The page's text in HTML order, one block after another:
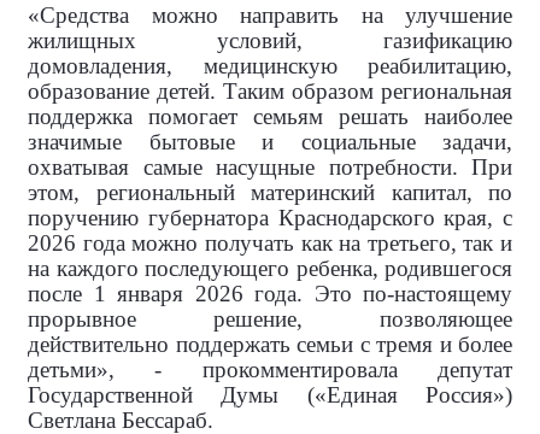
«Средства можно направить на улучшение
жилищных условий, газификацию
домовладения, медицинскую реабилитацию,
образование детей. Таким образом региональная
поддержка помогает семьям решать наиболее
значимые бытовые и социальные задачи,
охватывая самые насущные потребности. При
этом, региональный материнский капитал, по
поручению губернатора Краснодарского края, с
2026 года можно получать как на третьего, так и
на каждого последующего ребенка, родившегося
после 1 января 2026 года. Это по-настоящему
прорывное решение, позволяющее
действительно поддержать семьи с тремя и более
детьми», - прокомментировала депутат
Государственной Думы («Единая Россия»)
Светлана Бессараб.